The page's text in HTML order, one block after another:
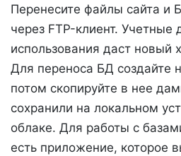
Перенесите файлы сайта и
через FTP-клиент. Учетные
использования даст новый
Для переноса БД создайте
потом скопируйте в нее
сохранили на локальном
облаке. Для работы с
есть приложение, которое